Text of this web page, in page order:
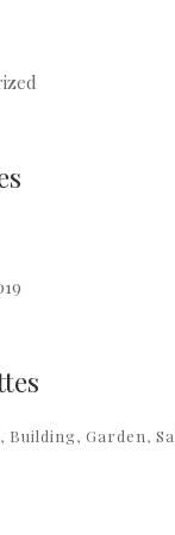
Building Garden